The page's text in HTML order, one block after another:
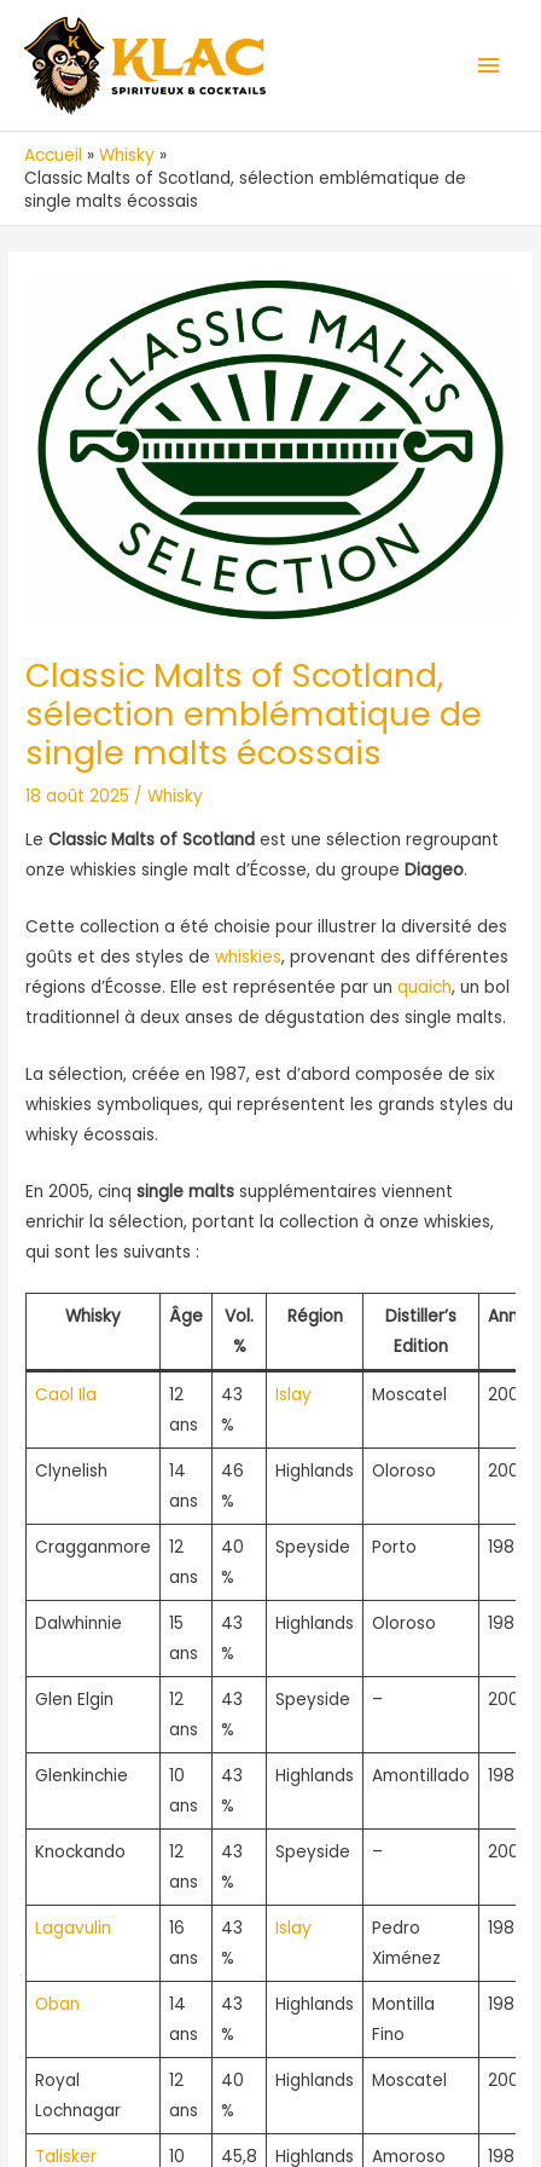
contenu
Accueil
Whisky
Classic Malts of Scotland, sélection emblématique de
single malts écossais
Classic Malts of Scotland,
sélection emblématique de
single malts écossais
18 août 2025 /Whisky
LeClassic Malts of Scotland est une sélection regroupant
onze whiskies single malt d’Écosse, du groupeDiageo.
Cette collection a été choisie pour illustrer la diversité des
goûts et des styles dewhiskies, provenant des différentes
régions d’Écosse. Elle est représentée par unquaich, un bol
traditionnel à deux anses de dégustation des single malts.
La sélection, créée en 1987, est d’abord composée de six
whiskies symboliques, qui représentent les grands styles du
whisky écossais.
En 2005, cinqsingle malts supplémentaires viennent
enrichir la sélection, portant la collection à onze whiskies,
qui sont les suivants :
Whisky Âge
Vol.
%
Région
Distiller’s
Edition
Année
Caol Ila
12
ans
43
%
Islay Moscatel 2005
Clynelish
14
ans
46
%
Highlands Oloroso 2005
Cragganmore
12
ans
40
%
Speyside Porto 1987
Dalwhinnie
15
ans
43
%
Highlands Oloroso 1987
Glen Elgin
12
ans
43
%
Speyside – 2005
Glenkinchie
10
ans
43
%
Highlands Amontillado 1987
Knockando
12
ans
43
%
Speyside – 2005
Lagavulin
16
ans
43
%
Islay
Pedro
Ximénez
1987
Oban
14
ans
43
%
Highlands
Montilla
Fino
1987
Royal
Lochnagar
12
ans
40
%
Highlands Moscatel 2005
Talisker 10 45,8 Highlands Amoroso 1987